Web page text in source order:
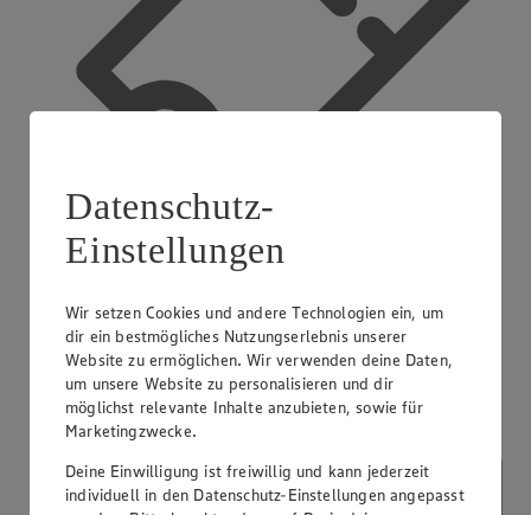
Datenschutz-
Einstellungen
Wir setzen Cookies und andere Technologien ein, um
dir ein bestmögliches Nutzungserlebnis unserer
Website zu ermöglichen. Wir verwenden deine Daten,
um unsere Website zu personalisieren und dir
möglichst relevante Inhalte anzubieten, sowie für
Marketingzwecke.
Deine Einwilligung ist freiwillig und kann jederzeit
individuell in den Datenschutz-Einstellungen angepasst